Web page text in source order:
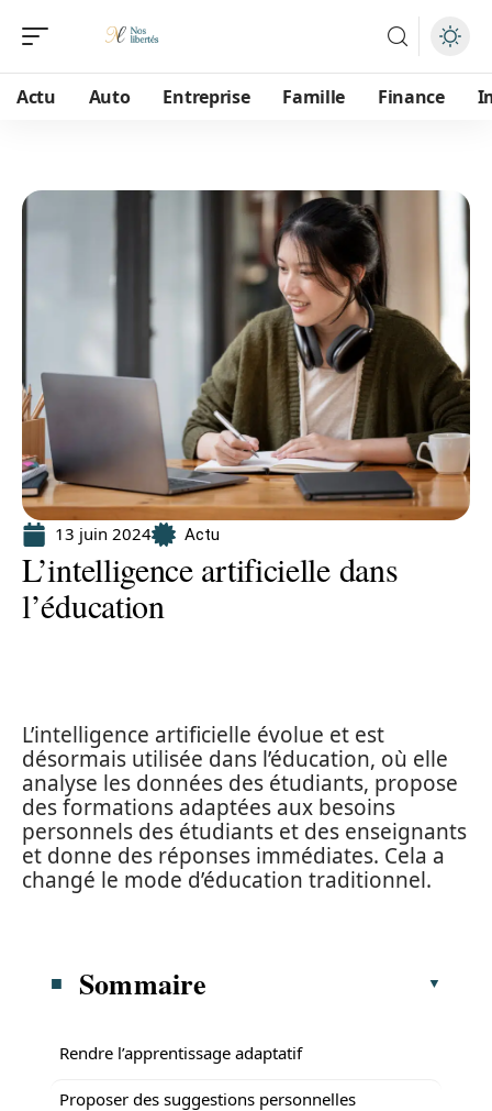
Actu Auto Entreprise Famille Finance
13 juin 2024 Actu
L’intelligence artificielle dans
l’éducation
L’intelligence artificielle évolue et est
désormais utilisée dans l’éducation, où elle
analyse les données des étudiants, propose
des formations adaptées aux besoins
personnels des étudiants et des enseignants
et donne des réponses immédiates. Cela a
changé le mode d’éducation traditionnel.
Sommaire
Rendre l’apprentissage adaptatif
Proposer des suggestions personnelles